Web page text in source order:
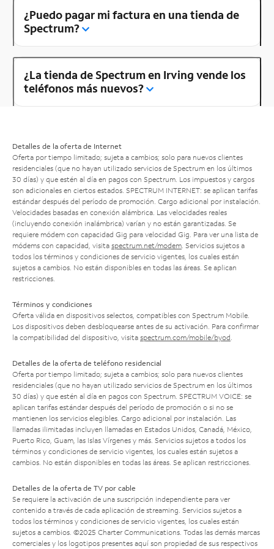
¿Puedo pagar mi factura en una tienda de
Spectrum?
¿La tienda de Spectrum en Irving vende los
teléfonos más nuevos?
Detalles de la oferta de Internet
Oferta por tiempo limitado; sujeta a cambios; solo para nuevos clientes
residenciales (que no hayan utilizado servicios de Spectrum en los últimos
30 días) y que estén al día en pagos con Spectrum. Los impuestos y cargos
son adicionales en ciertos estados. SPECTRUM INTERNET: se aplican tarifas
estándar después del período de promoción. Cargo adicional por instalación.
Velocidades basadas en conexión alámbrica. Las velocidades reales
(incluyendo conexión inalámbrica) varían y no están garantizadas. Se
requiere módem con capacidad Gig para velocidad Gig. Para ver una lista de
módems con capacidad, visita spectrum.net/modem . Servicios sujetos a
todos los términos y condiciones de servicio vigentes, los cuales están
sujetos a cambios. No están disponibles en todas las áreas. Se aplican
restricciones.
Términos y condiciones
Oferta válida en dispositivos selectos, compatibles con Spectrum Mobile.
Los dispositivos deben desbloquearse antes de su activación. Para confirmar
la compatibilidad del dispositivo, visita spectrum.com/mobile/byod
Detalles de la oferta de teléfono residencial
Oferta por tiempo limitado; sujeta a cambios; solo para nuevos clientes
residenciales (que no hayan utilizado servicios de Spectrum en los últimos
30 días) y que estén al día en pagos con Spectrum. SPECTRUM VOICE: se
aplican tarifas estándar después del período de promoción o si no se
mantienen los servicios elegibles. Cargo adicional por instalación. Las
llamadas ilimitadas incluyen llamadas en Estados Unidos, Canadá, México,
Puerto Rico, Guam, las Islas Vírgenes y más. Servicios sujetos a todos los
términos y condiciones de servicio vigentes, los cuales están sujetos a
cambios. No están disponibles en todas las áreas. Se aplican restricciones.
Detalles de la oferta de TV por cable
Se requiere la activación de una suscripción independiente para ver
contenido a través de cada aplicación de streaming. Servicios sujetos a
todos los términos y condiciones de servicio vigentes, los cuales están
sujetos a cambios. ©2025 Charter Communications. Todas las demás marcas
comerciales y los logotipos presentes aquí son propiedad de sus respectivos